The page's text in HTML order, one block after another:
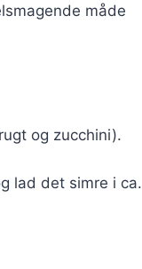
måde
og zucchini).
lad det simre i ca.